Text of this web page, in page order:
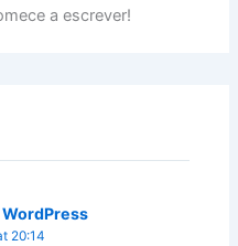
a escrever!
20:14